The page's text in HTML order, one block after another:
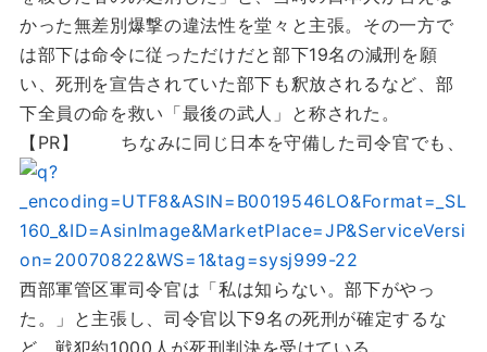
かった無差別爆撃の違法性を堂々と主張。その一方で
は部下は命令に従っただけだと部下19名の減刑を願
い、死刑を宣告されていた部下も釈放されるなど、部
下全員の命を救い「最後の武人」と称された。
【PR】
ちなみに同じ日本を守備した司令官でも、
西部軍管区軍司令官は「私は知らない。部下がやっ
た。」と主張し、司令官以下9名の死刑が確定するな
ど、戦犯約1000人が死刑判決を受けている。